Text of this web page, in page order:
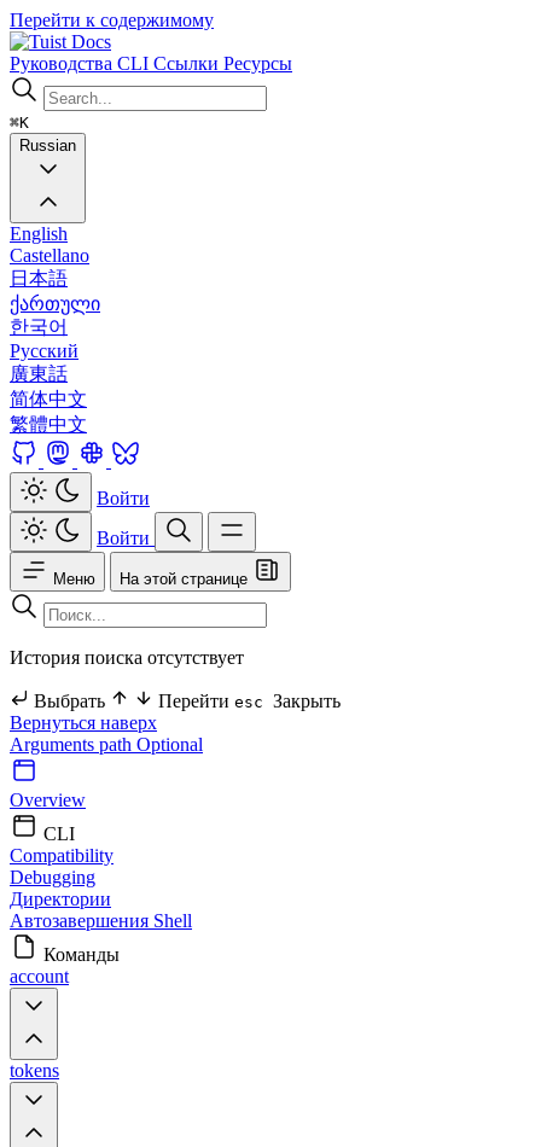
Перейти к содержимому
Docs
Руководства CLI Ссылки Ресурсы
⌘K
Russian
English
Castellano
日本語
ქართული
한국어
Русский
廣東話
简体中文
繁體中文
Войти
Войти
Меню На этой странице
История поиска отсутствует
Выбрать Перейти esc Закрыть
Вернуться наверх
Arguments path Optional
Overview
CLI
Compatibility
Debugging
Директории
Автозавершения Shell
Команды
account
tokens